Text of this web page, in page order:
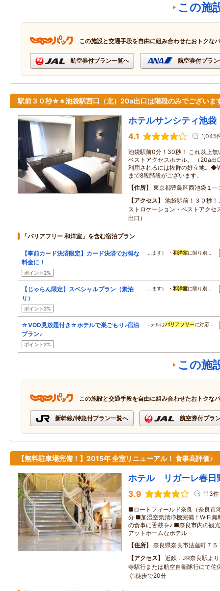
この施
この施設と交通手段を自由に組み合わせたおトクな
航空券付プラン一覧へ 航空券付プラ
駅前３０秒★※池袋駅西口（北）20a出口は階段のみでございま
ホテルサンシティ池袋
4.1 1,045
池袋駅前0分！30秒！ これ以上
ベストアクセスホテル。 （20a出
利用されるには抜群の好立地。
まで8段階段がございます。
住所
東京都豊島区西池袋１―
アクセス
池袋駅前！３０秒
ストロケーション・ベストアクセ
出口）
「バリアフリー 和洋室」を含む宿泊プラン
【事前カード決済限定】カード決済でお得な
料金に！
ポイント2%
…ます） ・和洋室に限り別…
【じゃらん限定】スペシャルプラン（素泊
り）
ポイント2%
…ます） ・和洋室に限り別…
☆VOD見放題付き☆ホテルで巣ごもり♪宿泊
プラン♪
ポイント2%
…テルはバリアフリーに対応…
この施
この施設と交通手段を自由に組み合わせたおトクな
新幹線/特急付プラン一覧へ 航空券付プラ
【無料駐車場完備！】2015年 全室リニューアル！ 食事高評価♪
ホテル リガーレ春日
3.9 113件
■ロートフィールド奈良（奈良市
分 ■加湿空気清浄機完備！WiFi
の食事に舌鼓を♪ ■奈良市内の観
アットホームなホテル
住所
奈良県奈良市法蓮町７５
アクセス
近鉄．JR奈良駅よ
寺駅行または航空自衛隊行にて佐
ぐ.徒歩で20分